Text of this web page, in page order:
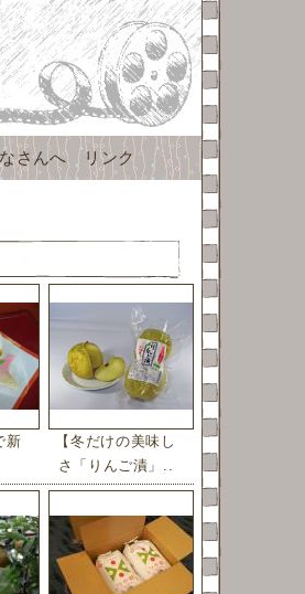
さんへ リンク
新
【冬だけの美味し
さ「りんご漬」..